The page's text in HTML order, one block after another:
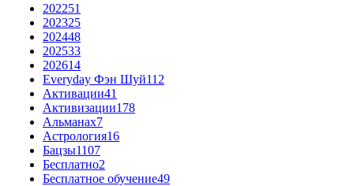
202251
202325
202448
202533
202614
Everyday Фэн Шуй112
Активации41
Активизации178
Альманах7
Астрология16
Бацзы1107
Бесплатно2
Бесплатное обучение49